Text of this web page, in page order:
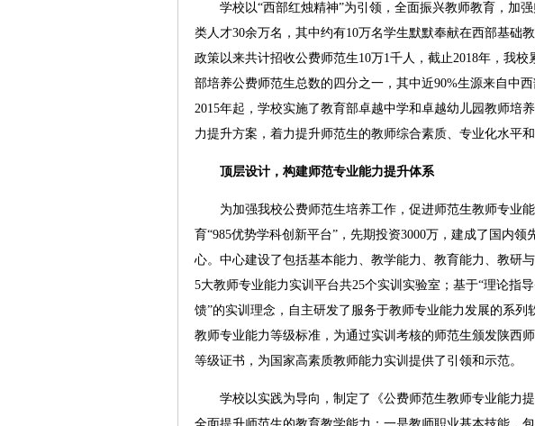
学校以“西部红烛精神”为引领，全面振兴教师教育，加强
类人才30余万名，其中约有10万名学生默默奉献在西部基础
政策以来共计招收公费师范生10万1千人，截止2018年，我
部培养公费师范生总数的四分之一，其中近90%生源来自中
2015年起，学校实施了教育部卓越中学和卓越幼儿园教师培
力提升方案，着力提升师范生的教师综合素质、专业化水平和
顶层设计，构建师范专业能力提升体系
为加强我校公费师范生培养工作，促进师范生教师专业能
育“985优势学科创新平台”，先期投资3000万，建成了国内
心。中心建设了包括基本能力、教学能力、教育能力、教研
5大教师专业能力实训平台共25个实训实验室；基于“理论指
馈”的实训理念，自主研发了服务于教师专业能力发展的系列
教师专业能力等级标准，为通过实训考核的师范生颁发陕西
等级证书，为国家高素质教师能力实训提供了引领和示范。
学校以实践为导向，制定了《公费师范生教师专业能力提